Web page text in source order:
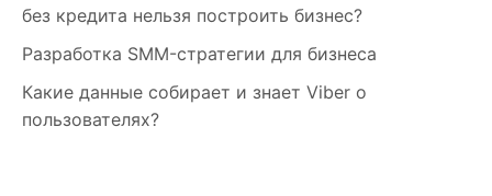
без кредита нельзя построить бизнес?
Разработка SMM-стратегии для бизнеса
Какие данные собирает и знает Viber о
пользователях?